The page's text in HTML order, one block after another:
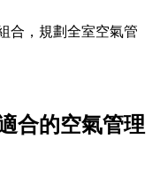
合，規劃全室空氣管
合的空氣管理